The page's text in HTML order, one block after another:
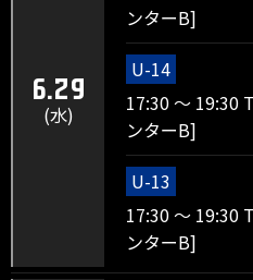
6.29
(水)
ンターB]
U-14
17:30 ～ 19:30
ンターB]
U-13
17:30 ～ 19:30
ンターB]